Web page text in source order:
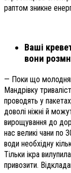
раптом зникне
Ваші
вони
— Поки що
Мандрівку
проводять у
доволі ніжні й
вирощування до
нас великі чани по
води необхідну
Тільки ікра
привозити.